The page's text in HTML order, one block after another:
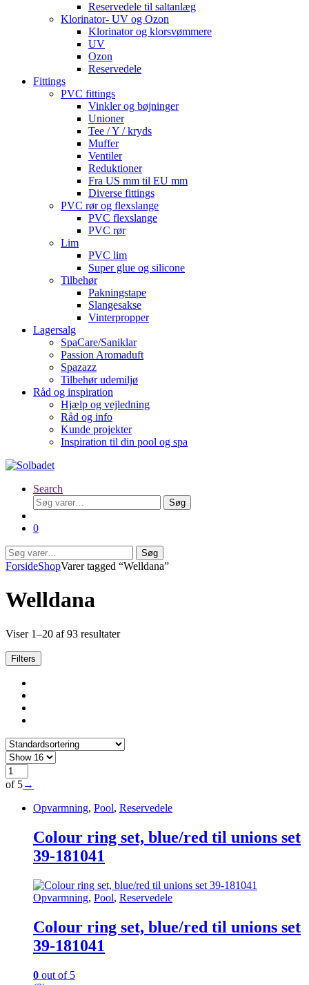
Reservedele til saltanlæg
Klorinator- UV og Ozon
Klorinator og klorsvømmere
UV
Ozon
Reservedele
Fittings
PVC fittings
Vinkler og bøjninger
Unioner
Tee / Y / kryds
Muffer
Ventiler
Reduktioner
Fra US mm til EU mm
Diverse fittings
PVC rør og flexslange
PVC flexslange
PVC rør
Lim
PVC lim
Super glue og silicone
Tilbehør
Pakningstape
Slangesakse
Vinterpropper
Lagersalg
SpaCare/Saniklar
Passion Aromaduft
Spazazz
Tilbehør udemiljø
Råd og inspiration
Hjælp og vejledning
Råd og info
Kunde projekter
Inspiration til din pool og spa
Search
Søg
efter:
Søg
0
Søg
efter:
Søg
ForsideShopVarer tagged “Welldana”
Welldana
Viser 1–20 af 93 resultater
Filters
of 5→
Opvarmning, Pool, Reservedele
Colour ring set, blue/red til unions set
39-181041
Opvarmning, Pool, Reservedele
Colour ring set, blue/red til unions set
39-181041
0 out of 5